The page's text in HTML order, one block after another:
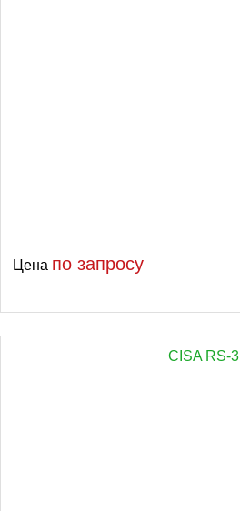
Цена по запросу
CISA RS-3